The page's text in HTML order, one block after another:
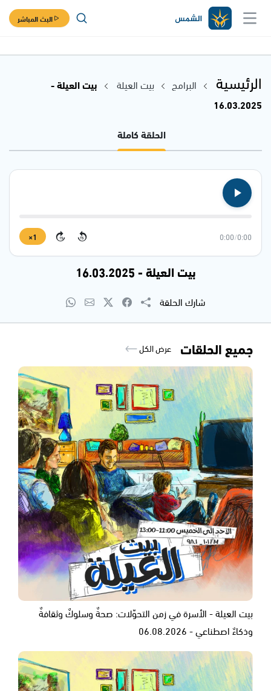
البث المباشر
الرئيسية البرامج بيت العيلة
بيت العيلة -
16.03.2025
الحلقة كاملة
0:00
/
0:00
15
15
1×
بيت العيلة - 16.03.2025
شارك الحلقة
جميع الحلقات عرض الكل
بيت العيلة - الأسرة في زمن التحوّلات: صحةٌ وسلوكٌ وثقافةٌ
وذكاءٌ اصطناعي - 06.08.2026